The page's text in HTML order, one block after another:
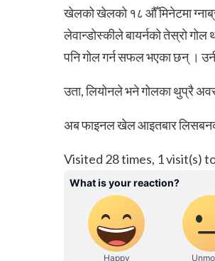
खेलको खेलको १८ औँ मिनेटमा
लेवान्डोस्कीले बायर्नको तेस्रो
पनि गोल गर्न सफल भएका छन् ।
उता, लियोनले भने गोलका थुप्रै
अब फाइनल खेल आइतबार
Visited 28 times, 1 visit(s)